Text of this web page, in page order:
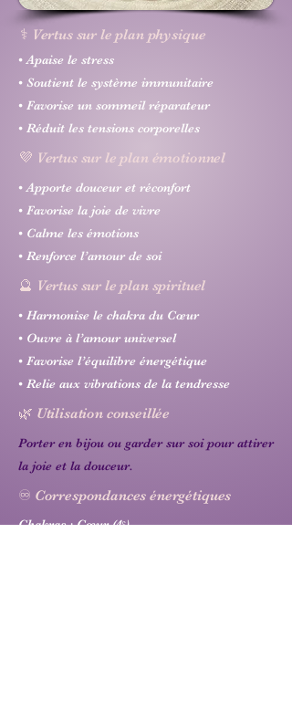
⚕️ Vertus sur le plan physique
• Apaise le stress
• Soutient le système immunitaire
• Favorise un sommeil réparateur
• Réduit les tensions corporelles
💜 Vertus sur le plan émotionnel
• Apporte douceur et réconfort
• Favorise la joie de vivre
• Calme les émotions
• Renforce l’amour de soi
🔮 Vertus sur le plan spirituel
• Harmonise le chakra du Cœur
• Ouvre à l’amour universel
• Favorise l’équilibre énergétique
• Relie aux vibrations de la tendresse
🌿 Utilisation conseillée
Porter en bijou ou garder sur soi pour attirer
la joie et la douceur.
♾️ Correspondances énergétiques
Chakras : Cœur (4ᵉ)